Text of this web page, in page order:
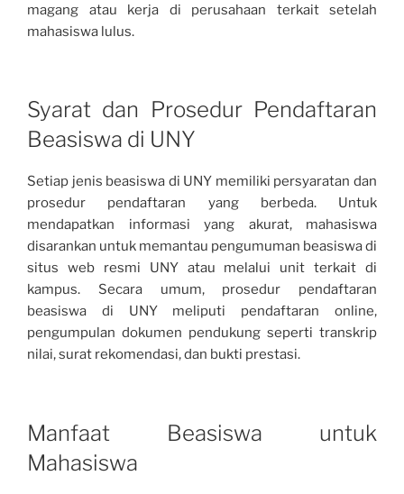
magang atau kerja di perusahaan terkait setelah
mahasiswa lulus.
Syarat dan Prosedur Pendaftaran
Beasiswa di UNY
Setiap jenis beasiswa di UNY memiliki persyaratan dan
prosedur pendaftaran yang berbeda. Untuk
mendapatkan informasi yang akurat, mahasiswa
disarankan untuk memantau pengumuman beasiswa di
situs web resmi UNY atau melalui unit terkait di
kampus. Secara umum, prosedur pendaftaran
beasiswa di UNY meliputi pendaftaran online,
pengumpulan dokumen pendukung seperti transkrip
nilai, surat rekomendasi, dan bukti prestasi.
Manfaat Beasiswa untuk
Mahasiswa